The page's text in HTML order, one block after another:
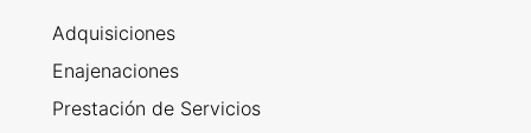
Adquisiciones
Enajenaciones
Prestación de Servicios